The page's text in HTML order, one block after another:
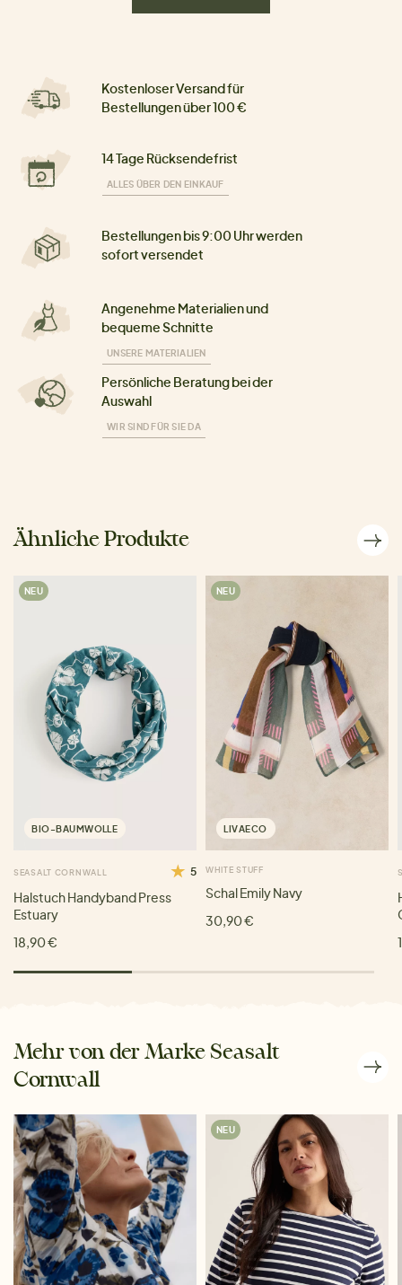
Kostenloser Versand für
Bestellungen über 100 €
14 Tage Rücksendefrist
ALLES ÜBER DEN EINKAUF
Bestellungen bis 9:00 Uhr werden
sofort versendet
Angenehme Materialien und
bequeme Schnitte
UNSERE MATERIALIEN
Persönliche Beratung bei der
Auswahl
WIR SIND FÜR SIE DA
Ähnliche Produkte
NEU
BIO-BAUMWOLLE
SEASALT CORNWALL 5
Halstuch Handyband Press
Estuary
18,90 €
NEU
LIVAECO
WHITE STUFF
Schal Emily Navy
30,90 €
Mehr von der Marke Seasalt
Cornwall
NEU